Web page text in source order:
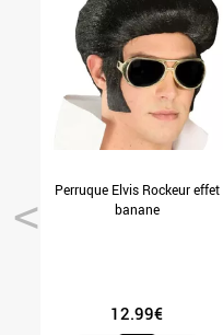
Perruque Elvis Rockeur effet
banane
12.99€